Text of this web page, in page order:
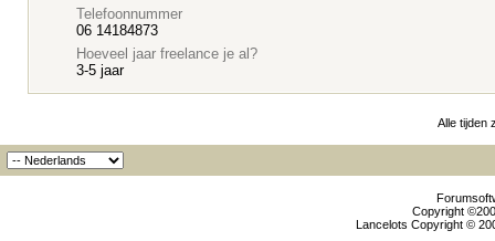
Telefoonnummer
06 14184873
Hoeveel jaar freelance je al?
3-5 jaar
Alle tijden
Copyright
Lancelots Copyright ©